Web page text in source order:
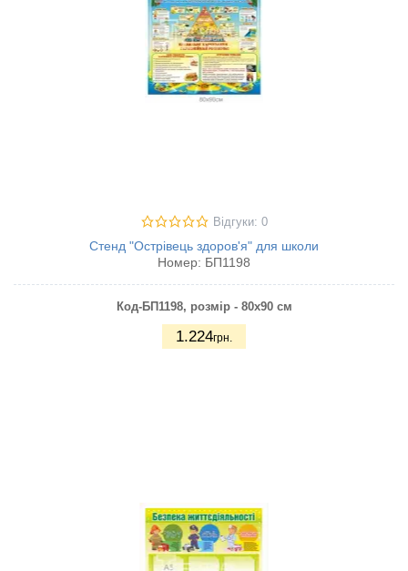
Відгуки: 0
Стенд "Острівець здоров'я" для школи
Номер: БП1198
Код-БП1198, розмір - 80х90 см
1.224грн.